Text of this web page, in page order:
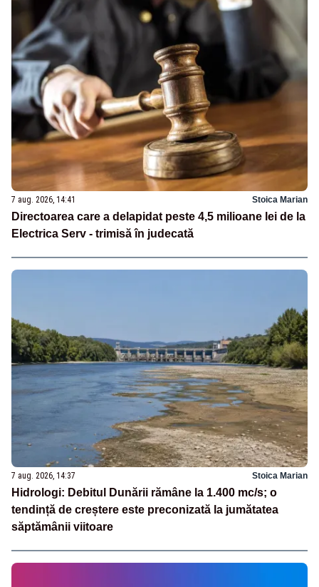
7 aug. 2026, 14:41 Stoica Marian
Directoarea care a delapidat peste 4,5 milioane lei de la
Electrica Serv - trimisă în judecată
7 aug. 2026, 14:37 Stoica Marian
Hidrologi: Debitul Dunării rămâne la 1.400 mc/s; o
tendință de creștere este preconizată la jumătatea
săptămânii viitoare